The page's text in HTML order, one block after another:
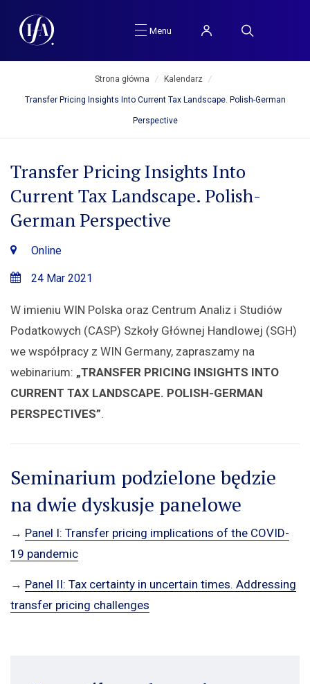
Menu
Strona główna / Kalendarz /
Transfer Pricing Insights Into Current Tax Landscape. Polish-German
Perspective
Transfer Pricing Insights Into
Current Tax Landscape. Polish-
German Perspective
Online
24 Mar 2021
W imieniu WIN Polska oraz Centrum Analiz i Studiów
Podatkowych (CASP) Szkoły Głównej Handlowej (SGH)
we współpracy z WIN Germany, zapraszamy na
webinarium: „TRANSFER PRICING INSIGHTS INTO
CURRENT TAX LANDSCAPE. POLISH-GERMAN
PERSPECTIVES”.
Seminarium podzielone będzie
na dwie dyskusje panelowe
→ Panel I: Transfer pricing implications of the COVID-
19 pandemic
→ Panel II: Tax certainty in uncertain times. Addressing
transfer pricing challenges